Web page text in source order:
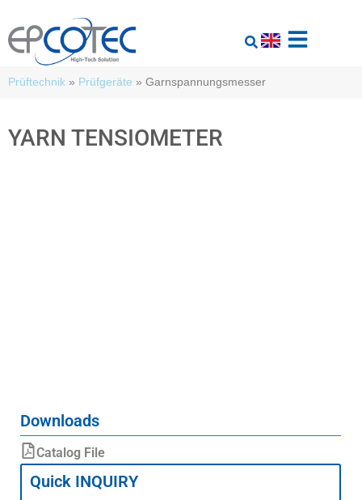
Prüftechnik » Prüfgeräte » Garnspannungsmesser
YARN TENSIOMETER
Quick INQUIRY
Downloads
Catalog File